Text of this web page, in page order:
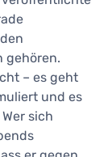
gehören.
– es geht
und es
sich